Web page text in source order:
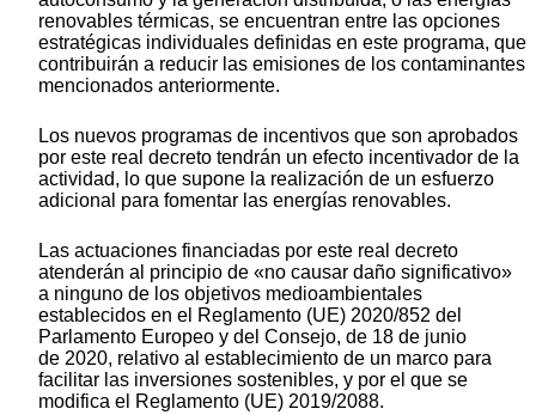
renovables térmicas, se encuentran entre las opciones
estratégicas individuales definidas en este programa, que
contribuirán a reducir las emisiones de los contaminantes
mencionados anteriormente.
Los nuevos programas de incentivos que son aprobados
por este real decreto tendrán un efecto incentivador de la
actividad, lo que supone la realización de un esfuerzo
adicional para fomentar las energías renovables.
Las actuaciones financiadas por este real decreto
atenderán al principio de «no causar daño significativo»
a ninguno de los objetivos medioambientales
establecidos en el Reglamento (UE) 2020/852 del
Parlamento Europeo y del Consejo, de 18 de junio
de 2020, relativo al establecimiento de un marco para
facilitar las inversiones sostenibles, y por el que se
modifica el Reglamento (UE) 2019/2088.